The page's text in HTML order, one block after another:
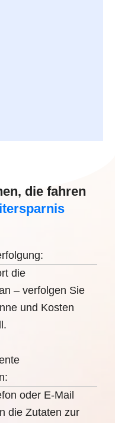
die fahren
die
– verfolgen Sie
und Kosten
oder E-Mail
die Zutaten zur